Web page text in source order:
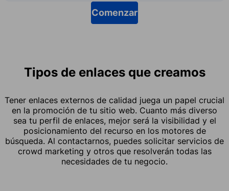
Comenzar
Tipos de enlaces que creamos
Tener enlaces externos de calidad juega un papel crucial
en la promoción de tu sitio web. Cuanto más diverso
sea tu perfil de enlaces, mejor será la visibilidad y el
posicionamiento del recurso en los motores de
búsqueda. Al contactarnos, puedes solicitar servicios de
crowd marketing y otros que resolverán todas las
necesidades de tu negocio.